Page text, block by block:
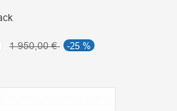
1 950,00 € -25 %